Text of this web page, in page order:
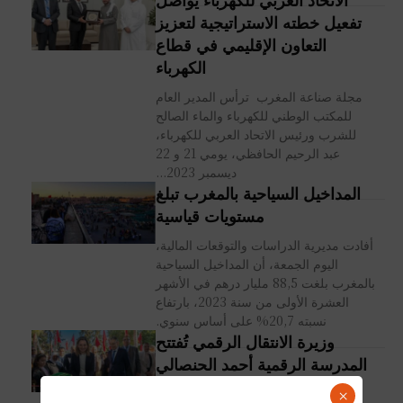
تفعيل خطته الاستراتيجية لتعزيز
التعاون الإقليمي في قطاع
الكهرباء
مجلة صناعة المغرب ترأس المدير العام
للمكتب الوطني للكهرباء والماء الصالح
للشرب ورئيس الاتحاد العربي للكهرباء،
عبد الرحيم الحافظي، يومي 21 و 22
ديسمبر 2023...
المداخيل السياحية بالمغرب تبلغ
مستويات قياسية
أفادت مديرية الدراسات والتوقعات المالية،
اليوم الجمعة، أن المداخيل السياحية
بالمغرب بلغت 88,5 مليار درهم في الأشهر
العشرة الأولى من سنة 2023، بارتفاع
نسبته 20,7% على أساس سنوي.
وزيرة الانتقال الرقمي تُفتتح
المدرسة الرقمية أحمد الحنصالي
×